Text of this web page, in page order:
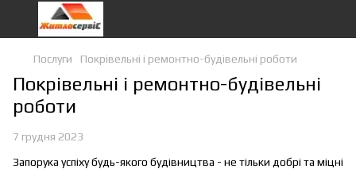
Послуги Покрівельні і ремонтно-будівельні роботи
Покрівельні і ремонтно-будівельні
роботи
7 грудня 2023
Запорука успіху будь-якого будівництва - не тільки добрі та міцні